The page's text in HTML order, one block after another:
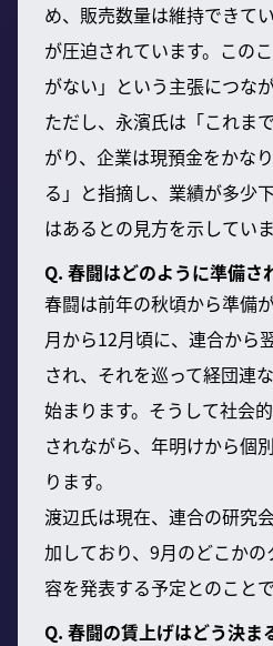
め、販売数量は維持できて
が圧迫されています。この
がない」という主張につな
ただし、永濱氏は「これま
がり、企業は現預金をかな
る」と指摘し、業績が多少
はあるとの見方を示していま
Q. 春闘はどのように準備さ
春闘は前年の秋頃から準備
月から12月頃に、連合から
され、それを巡って経団連
始まります。そうして社会
されながら、年明けから個
ります。
渡辺氏は現在、連合の研究
加しており、9月のどこか
容を発表する予定とのことで
Q. 春闘の賃上げはどう決ま